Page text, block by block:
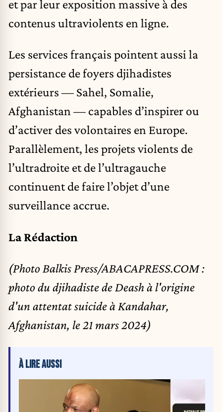
et par leur exposition massive à des
contenus ultraviolents en ligne.
Les services français pointent aussi la
persistance de foyers djihadistes
extérieurs — Sahel, Somalie,
Afghanistan — capables d’inspirer ou
d’activer des volontaires en Europe.
Parallèlement, les projets violents de
l’ultradroite et de l’ultragauche
continuent de faire l’objet d’une
surveillance accrue.
La Rédaction
(Photo Balkis Press/ABACAPRESS.COM :
photo du djihadiste de Deash à l'origine
d'un attentat suicide à Kandahar,
Afghanistan, le 21 mars 2024)
À LIRE AUSSI